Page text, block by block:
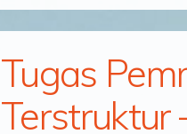
Tugas
Terstruktur